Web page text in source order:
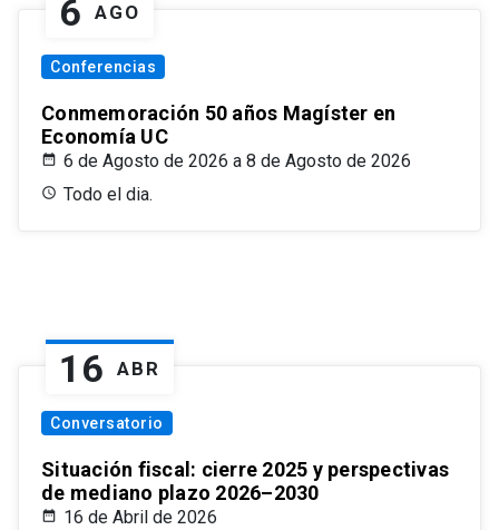
6 AGO
Conferencias
Conmemoración 50 años Magíster en
Economía UC
6 de Agosto de 2026 a 8 de Agosto de 2026
Todo el dia.
16 ABR
Conversatorio
Situación fiscal: cierre 2025 y perspectivas
de mediano plazo 2026–2030
16 de Abril de 2026